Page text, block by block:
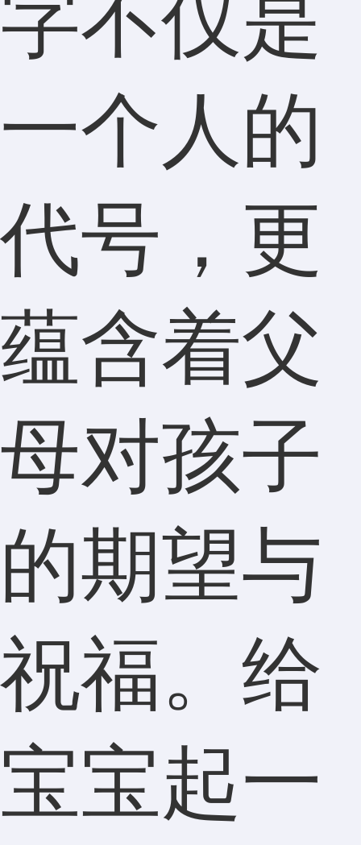
字不仅是
一个人的
代号，更
蕴含着父
母对孩子
的期望与
祝福。给
宝宝起一